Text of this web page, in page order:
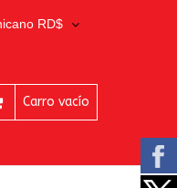
RD$
Carro vacío